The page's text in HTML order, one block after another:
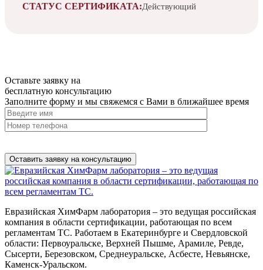
СТАТУС СЕРТИФИКАТА:Действующий
Оставьте заявку на
бесплатную консультацию
Заполните форму и мы свяжемся с Вами в ближайшее время
Евразийская ХимФарм лаборатория – это ведущая российская
компания в области сертификации, работающая по всем
регламентам ТС. Работаем в Екатеринбурге и Свердловской
области: Первоуральске, Верхней Пышме, Арамиле, Ревде,
Сысерти, Березовском, Среднеуральске, Асбесте, Невьянске,
Каменск-Уральском.